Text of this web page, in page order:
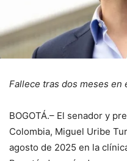
Fallece tras dos meses en
BOGOTÁ.– El senador y
Colombia, Miguel Uribe
agosto de 2025 en la